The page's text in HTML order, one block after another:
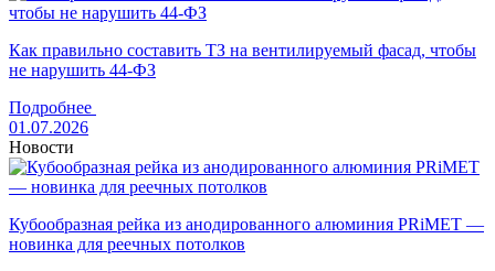
Как правильно составить ТЗ на вентилируемый фасад, чтобы
не нарушить 44-ФЗ
Подробнее
01.07.2026
Новости
Кубообразная рейка из анодированного алюминия PRiMET —
новинка для реечных потолков